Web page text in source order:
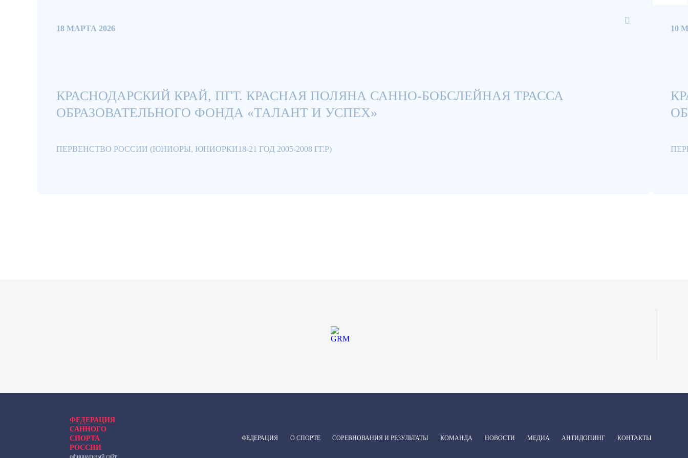
18 МАРТА 2026
КРАСНОДАРСКИЙ КРАЙ, ПГТ. КРАСНАЯ ПОЛЯНА САННО-БОБСЛЕЙНАЯ ТРАССА
ОБРАЗОВАТЕЛЬНОГО ФОНДА «ТАЛАНТ И УСПЕХ»
ПЕРВЕНСТВО РОССИИ (ЮНИОРЫ, ЮНИОРКИ18-21 ГОД 2005-2008 ГГ.Р)
10
ФЕДЕРАЦИЯ
САННОГО
СПОРТА
РОССИИ
официальный сайт
ФЕДЕРАЦИЯ О СПОРТЕ СОРЕВНОВАНИЯ И РЕЗУЛЬТАТЫ КОМАНДА НОВОСТИ МЕДИА АНТИДОПИНГ КОНТАКТЫ